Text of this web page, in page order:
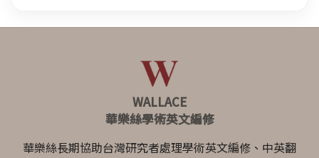
WALLACE
華樂絲學術英文編修
華樂絲長期協助台灣研究者處理學術英文編修、中英翻